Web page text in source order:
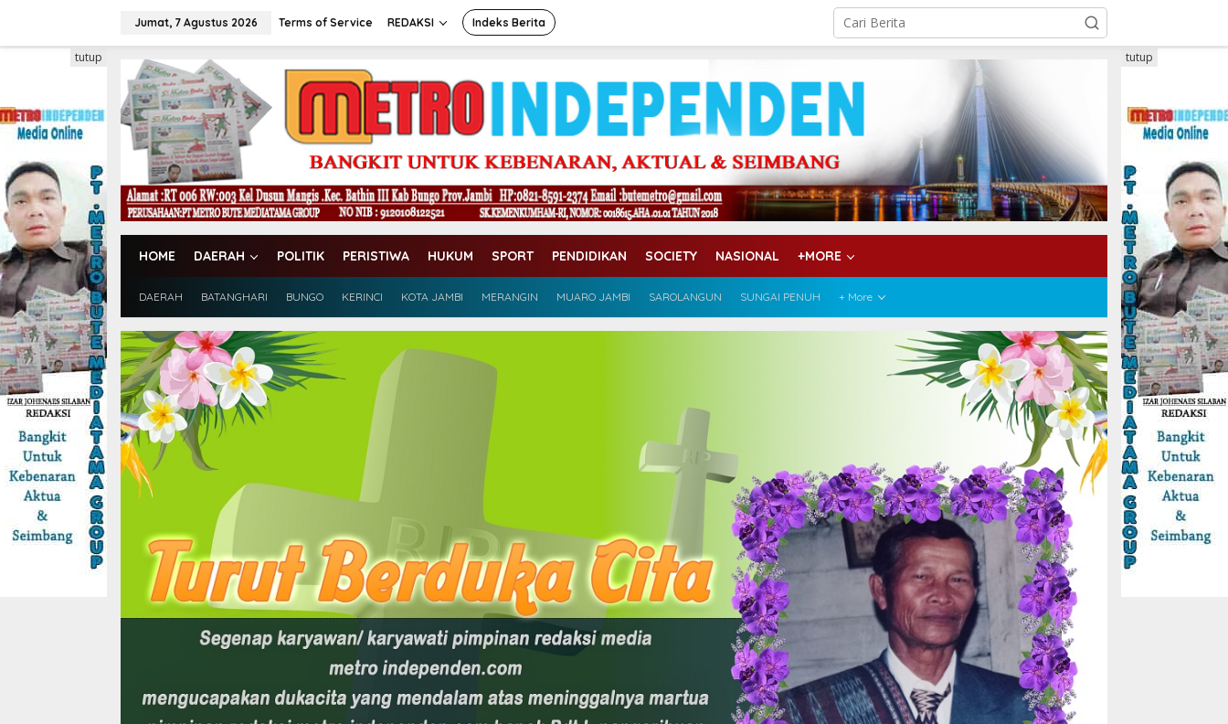
k
e
e
n
Jumat, 7 Agustus 2026 Terms of Service REDAKSI Indeks Berita
HOME DAERAH POLITIK PERISTIWA HUKUM SPORT PENDIDIKAN SOCIETY NASIONAL +MORE
DAERAH BATANGHARI BUNGO KERINCI KOTA JAMBI MERANGIN MUARO JAMBI SAROLANGUN SUNGAI PENUH + More
tutup tutup